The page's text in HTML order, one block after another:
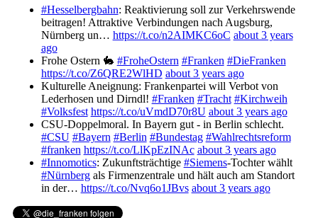
#Hesselbergbahn: Reaktivierung soll zur Verkehrswende
beitragen! Attraktive Verbindungen nach Augsburg,
Nürnberg un… https://t.co/n2AIMKC6oC about 3 years
ago
Frohe Ostern 🐇 #FroheOstern #Franken #DieFranken
https://t.co/Z6QRE2WlHD about 3 years ago
Kulturelle Aneignung: Frankenpartei will Verbot von
Lederhosen und Dirndl! #Franken #Tracht #Kirchweih
#Volksfest https://t.co/uVmdD70r8U about 3 years ago
CSU-Doppelmoral. In Bayern gut - in Berlin schlecht.
#CSU #Bayern #Berlin #Bundestag #Wahlrechtsreform
#franken https://t.co/LlKpEzINAc about 3 years ago
#Innomotics: Zukunftsträchtige #Siemens-Tochter wählt
#Nürnbergals Firmenzentrale und hält auch am Standort
in der… https://t.co/Nvq6o1JBvs about 3 years ago